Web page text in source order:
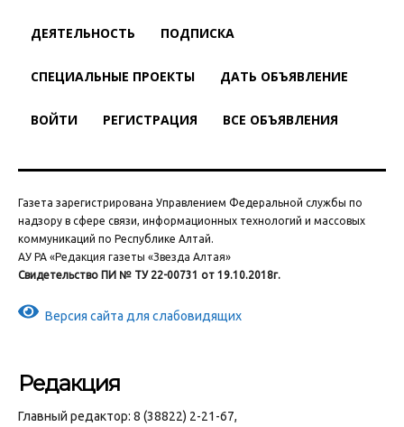
ДЕЯТЕЛЬНОСТЬ ПОДПИСКА
СПЕЦИАЛЬНЫЕ ПРОЕКТЫ ДАТЬ ОБЪЯВЛЕНИЕ
ВОЙТИ РЕГИСТРАЦИЯ ВСЕ ОБЪЯВЛЕНИЯ
Газета зарегистрирована Управлением Федеральной службы по
надзору в сфере связи, информационных технологий и массовых
коммуникаций по Республике Алтай.
АУ РА «Редакция газеты «Звезда Алтая»
Свидетельство ПИ № ТУ 22-00731 от 19.10.2018г.
Версия сайта для слабовидящих
Редакция
Главный редактор: 8 (38822) 2-21-67,